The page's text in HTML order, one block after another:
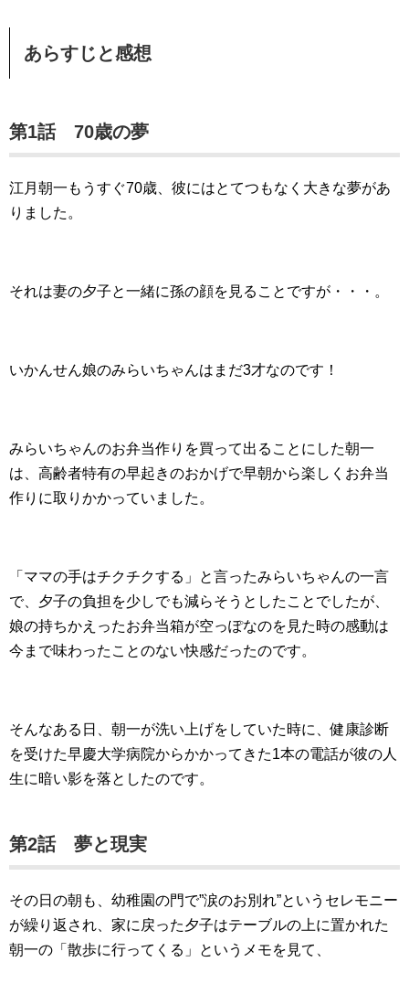
あらすじと感想
第1話 70歳の夢
江月朝一もうすぐ70歳、彼にはとてつもなく大きな夢があ
りました。
それは妻の夕子と一緒に孫の顔を見ることですが・・・。
いかんせん娘のみらいちゃんはまだ3才なのです！
みらいちゃんのお弁当作りを買って出ることにした朝一
は、高齢者特有の早起きのおかげで早朝から楽しくお弁当
作りに取りかかっていました。
「ママの手はチクチクする」と言ったみらいちゃんの一言
で、夕子の負担を少しでも減らそうとしたことでしたが、
娘の持ちかえったお弁当箱が空っぽなのを見た時の感動は
今まで味わったことのない快感だったのです。
そんなある日、朝一が洗い上げをしていた時に、健康診断
を受けた早慶大学病院からかかってきた1本の電話が彼の人
生に暗い影を落としたのです。
第2話 夢と現実
その日の朝も、幼稚園の門で”涙のお別れ”というセレモニー
が繰り返され、家に戻った夕子はテーブルの上に置かれた
朝一の「散歩に行ってくる」というメモを見て、